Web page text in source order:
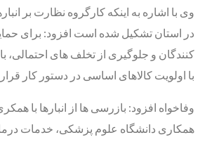
وی با اشاره به اینکه کارگروه نظارت بر
در استان تشکیل شده است افزود: برای
کنندگان و جلوگیری از تخلف های احتمالی،
با اولویت کالاهای اساسی در دستور کار قرار
وفاخواه افزود: بازرسی ها از انبارها با
همکاری دانشگاه علوم پزشکی، خدمات